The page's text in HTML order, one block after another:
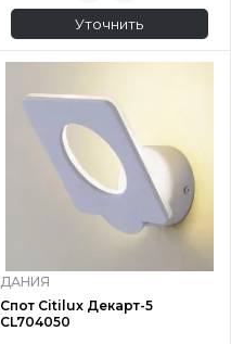
Уточнить
ДАНИЯ
Спот Citilux Декарт-5
CL704050